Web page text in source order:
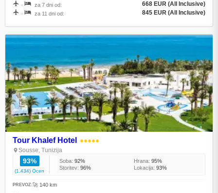
+ za 7 dni od: 668 EUR (All Inclusive)
+ za 11 dni od: 845 EUR (All Inclusive)
Tour Khalef Hotel ●●●●●
Sousse, Tunizija
93%
(1.434) Ocen
Soba: 92% Hrana: 95%
Storitev: 96% Lokacija: 93%
PREVOZ:🚀 140 km